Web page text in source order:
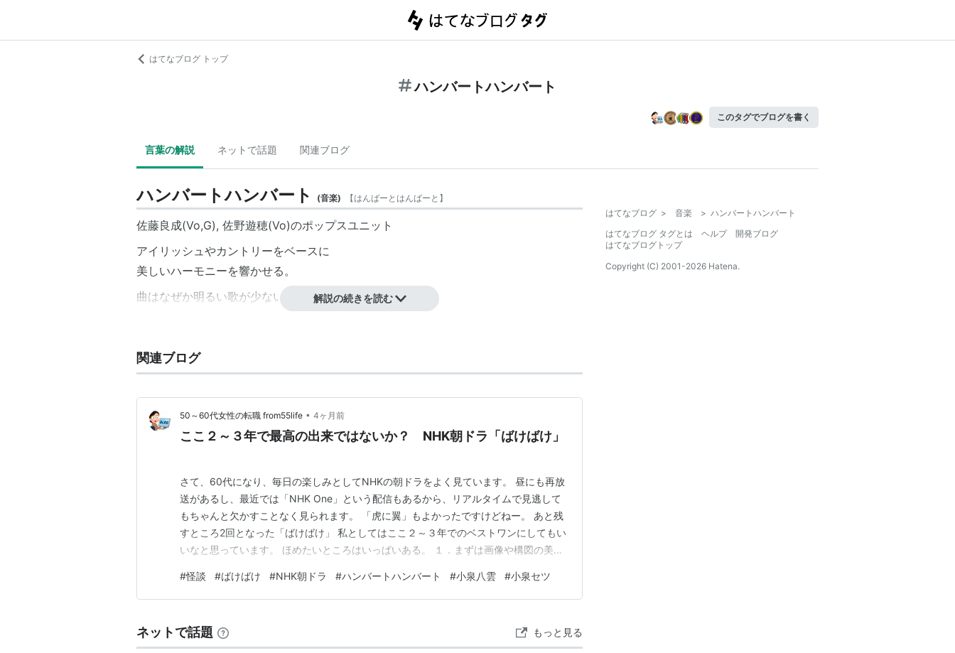
はてなブログ トップ
ハンバートハンバート
このタグでブログを書く
言葉の解説 ネットで話題 関連ブログ
ハンバートハンバート (音楽) 【はんばーとはんばーと 】
佐藤良成(Vo,G), 佐野遊穂(Vo)のポップスユニット
アイリッシュやカントリーをベースに
美しいハーモニーを響かせる。
曲はなぜか明るい歌が少ない。
Discography
アメリカ の友人 (2002/09/10 CXCA-1100)
焚日 (2003/09/10 MDCL-1447) ASIN:B0000AFOIY
道はつづく (2006/08/30 )asin:B000GALDZ0
シングル
Blowin' in the wind (2002/07/10 CXCA-1102) ASIN:B00006B0JC
E.A.D.(2003/07/25 CXCA-1138)ASIN:B00009YNL8
天井 (2005/04/13 MDCS-1059)
喫茶ロックnow その２ (2002/09/19 FVCC-80164)
ASIN:B00006GJFL
シネマサウンドトラック-間- (2003/07/10 CAIP-6004)ASIN:B00009YNRS
解説の続きを読む
関連ブログ
50～60代女性の転職 from55life • 4ヶ月前
ここ２～３年で最高の出来ではないか？ NHK朝ドラ「ばけばけ」
さて、60代になり、毎日の楽しみとしてNHKの朝ドラをよく見ています。 昼にも再放
送があるし、最近では「NHK One」という配信もあるから、リアルタイムで見逃して
もちゃんと欠かすことなく見られます。 「虎に翼」もよかったですけどねー。 あと残
すところ2回となった「ばけばけ」 私としてはここ２～３年でのベストワンにしてもい
いなと思っています。 ほめたいところはいっぱいある。 １．まずは画像や構図の美し
子。 夕焼け。 さびれた寺や、おうちの庭や、苔、池や湖。 そして、時に俳優さんがセ
リフなく表情や遠景で見せる長回し。…
#怪談 #ばけばけ #NHK朝ドラ #ハンバートハンバート #小泉八雲 #小泉セツ
ネットで話題 もっと見る
はてなブログ > 音楽 > ハンバートハンバート
はてなブログ タグとは
ヘルプ
開発ブログ
はてなブログトップ
Copyright (C) 2001-2026 Hatena.